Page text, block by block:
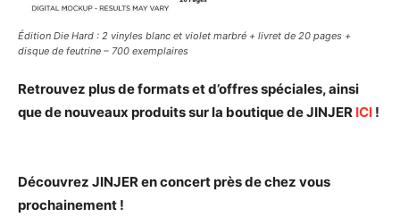
Édition Die Hard : 2 vinyles blanc et violet marbré + livret de 20 pages +
disque de feutrine – 700 exemplaires
Retrouvez plus de formats et d’offres spéciales, ainsi
que de nouveaux produits sur la boutique de JINJER ICI !
Découvrez JINJER en concert près de chez vous
prochainement !